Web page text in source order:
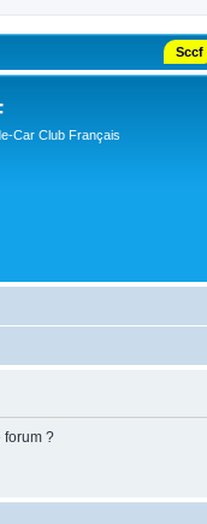
Sccf
Car Club Français
forum ?